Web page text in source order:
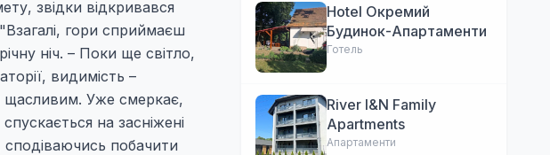
звідки відкривався
гори сприймаєш
ніч. – Поки ще світло,
видимість –
щасливим. Уже смеркає,
на засніжені
побачити
Hotel Окремий
Будинок-Апартаменти
Готель
River I&N Family
Apartments
Апартаменти